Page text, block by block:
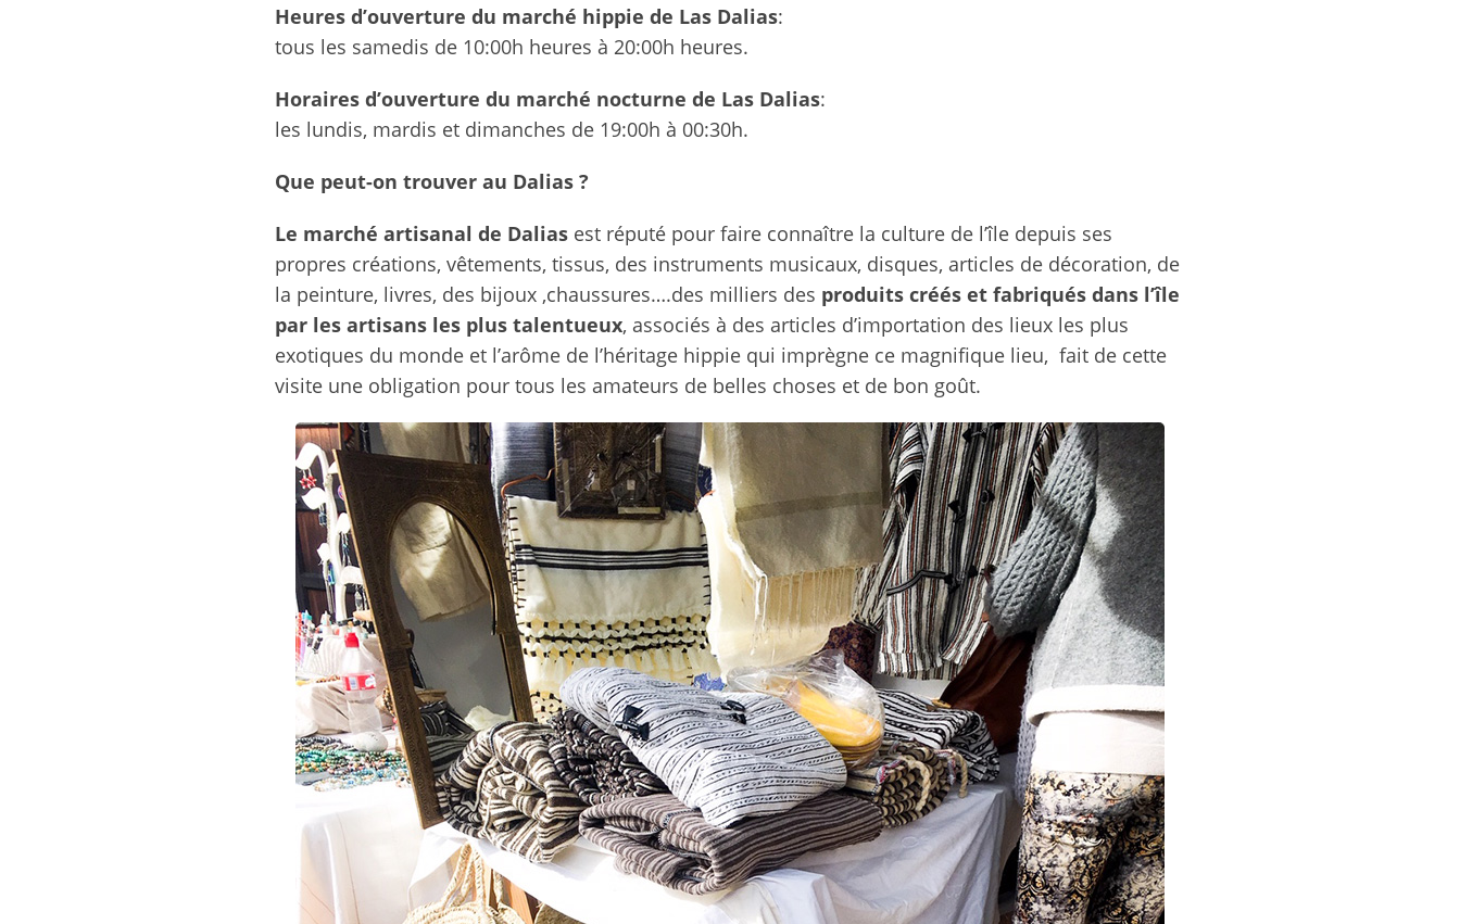
Heures d’ouverture du marché hippie de Las Dalias:
tous les samedis de 10:00h heures à 20:00h heures.
Horaires d’ouverture du marché nocturne de Las Dalias:
les lundis, mardis et dimanches de 19:00h à 00:30h.
Que peut-on trouver au Dalias ?
Le marché artisanal de Daliasest réputé pour faire connaître la culture de l’île depuis ses
propres créations, vêtements, tissus, des instruments musicaux, disques, articles de décoration, de
la peinture, livres, des bijoux ,chaussures….des milliers des produits créés et fabriqués dans l’île
par les artisans les plus talentueux, associés à des articles d’importation des lieux les plus
exotiques du monde et l’arôme de l’héritage hippie qui imprègne ce magnifique lieu, fait de cette
visite une obligation pour tous les amateurs de belles choses et de bon goût.